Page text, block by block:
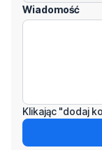
Wiadomość
Klikając "dodaj